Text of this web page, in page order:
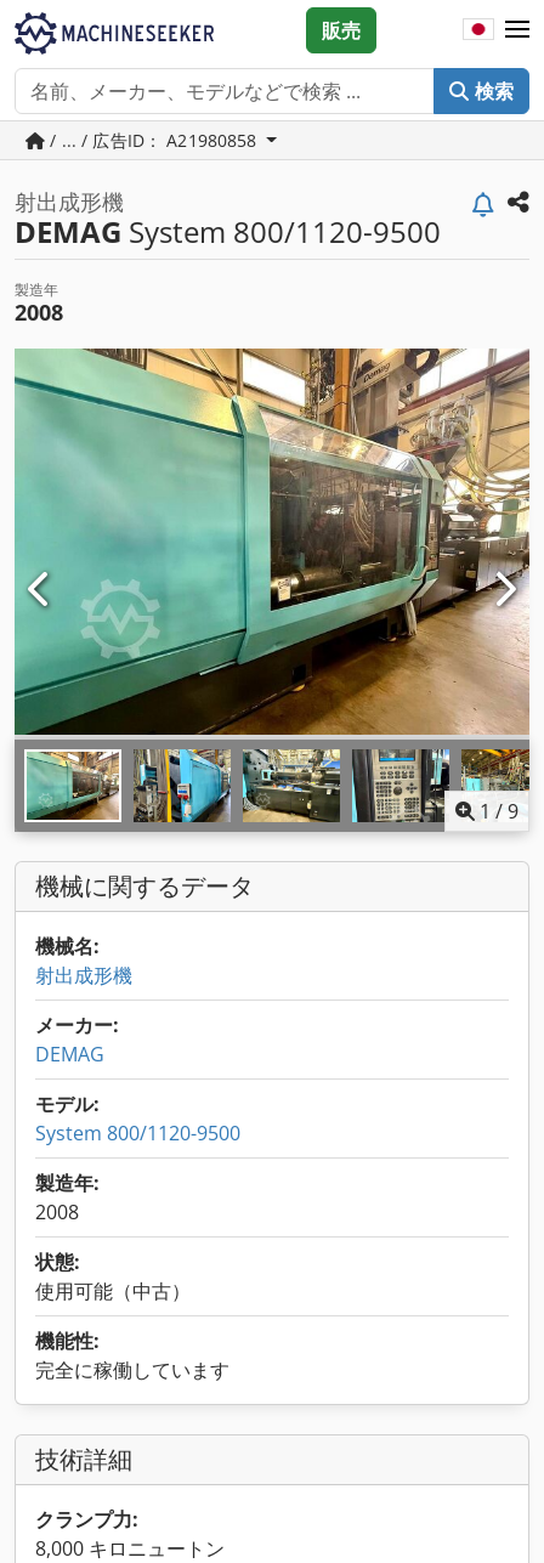
検索
販売
/ ... / 広告ID： A21980858
射出成形機
DEMAG System 800/1120-9500
製造年
2008
1 /9
機械に関するデータ
機械名:
射出成形機
メーカー:
DEMAG
モデル:
System 800/1120-9500
製造年:
2008
状態:
使用可能（中古）
機能性:
完全に稼働しています
技術詳細
クランプ力:
8,000 キロニュートン